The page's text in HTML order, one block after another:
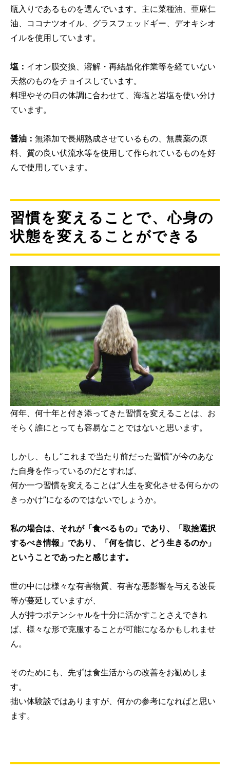
瓶入りであるものを選んでいます。主に菜種油、亜麻仁
油、ココナツオイル、グラスフェッドギー、デオキシオ
イルを使用しています。
塩： イオン膜交換、溶解・再結晶化作業等を経ていない
天然のものをチョイスしています。
料理やその日の体調に合わせて、海塩と岩塩を使い分け
ています。
醤油： 無添加で長期熟成させているもの、無農薬の原
料、質の良い伏流水等を使用して作られているものを好
んで使用しています。
習慣を変えることで、心身の
状態を変えることができる
何年、何十年と付き添ってきた習慣を変えることは、お
そらく誰にとっても容易なことではないと思います。
しかし、もし“これまで当たり前だった習慣”が今のあな
た自身を作っているのだとすれば、
何か一つ習慣を変えることは“人生を変化させる何らかの
きっかけ”になるのではないでしょうか。
私の場合は、それが「食べるもの」であり、「取捨選択
するべき情報」であり、「何を信じ、どう生きるのか」
ということであったと感じます。
世の中には様々な有害物質、有害な悪影響を与える波長
等が蔓延していますが、
人が持つポテンシャルを十分に活かすことさえできれ
ば、様々な形で克服することが可能になるかもしれませ
ん。
そのためにも、先ずは食生活からの改善をお勧めしま
す。
拙い体験談ではありますが、何かの参考になればと思い
ます。